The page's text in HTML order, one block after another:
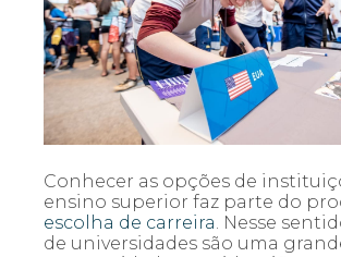
Conhecer as opções de
ensino superior faz parte do
escolha de carreira. Nesse
de universidades são uma